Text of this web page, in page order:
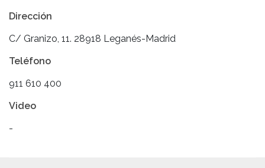
Dirección
C/ Granizo, 11. 28918 Leganés-Madrid
Teléfono
911 610 400
Video
-